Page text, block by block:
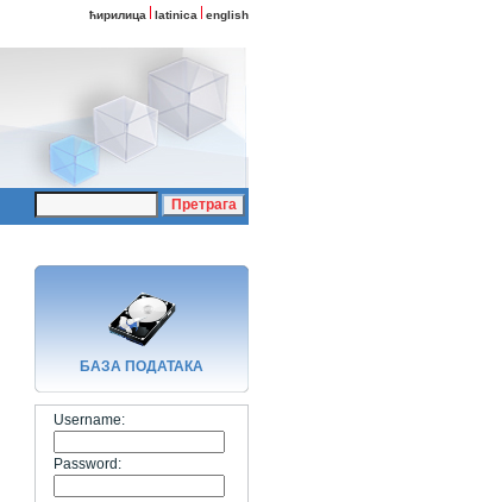
ћирилица latinica english
БАЗA ПОДАТАКА
Username:
Password: